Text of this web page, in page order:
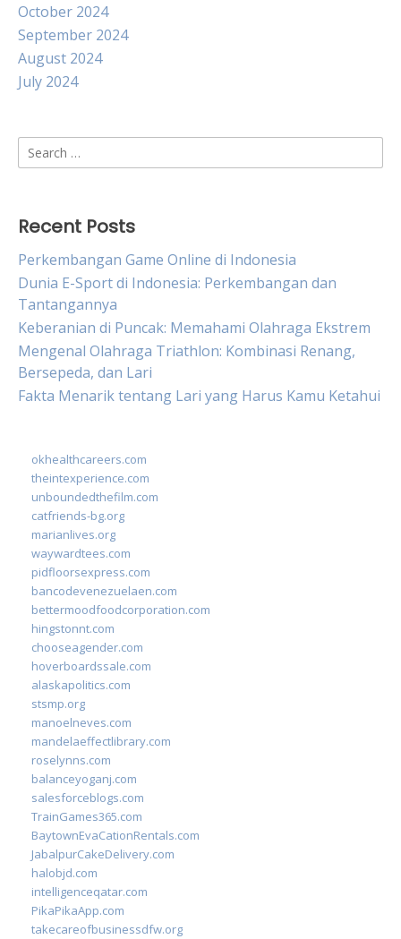
October 2024
September 2024
August 2024
July 2024
Search
for:
Recent Posts
Perkembangan Game Online di Indonesia
Dunia E-Sport di Indonesia: Perkembangan dan
Tantangannya
Keberanian di Puncak: Memahami Olahraga Ekstrem
Mengenal Olahraga Triathlon: Kombinasi Renang,
Bersepeda, dan Lari
Fakta Menarik tentang Lari yang Harus Kamu Ketahui
okhealthcareers.com
theintexperience.com
unboundedthefilm.com
catfriends-bg.org
marianlives.org
waywardtees.com
pidfloorsexpress.com
bancodevenezuelaen.com
bettermoodfoodcorporation.com
hingstonnt.com
chooseagender.com
hoverboardssale.com
alaskapolitics.com
stsmp.org
manoelneves.com
mandelaeffectlibrary.com
roselynns.com
balanceyoganj.com
salesforceblogs.com
TrainGames365.com
BaytownEvaCationRentals.com
JabalpurCakeDelivery.com
halobjd.com
intelligenceqatar.com
PikaPikaApp.com
takecareofbusinessdfw.org